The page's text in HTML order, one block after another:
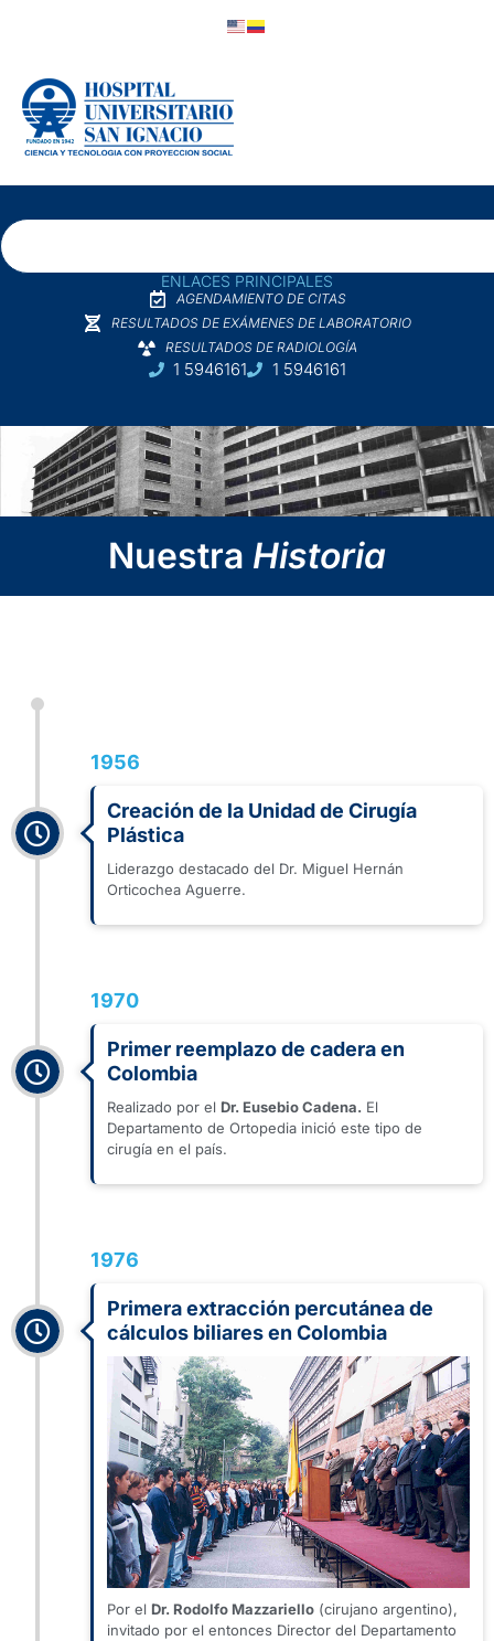
ENLACES PRINCIPALES
AGENDAMIENTO DE CITAS
RESULTADOS DE EXÁMENES DE LABORATORIO
RESULTADOS DE RADIOLOGÍA
1 5946161 1 5946161
Nuestra Historia
1956
Creación de la Unidad de Cirugía
Plástica
Liderazgo destacado del Dr. Miguel Hernán
Orticochea Aguerre.
1970
Primer reemplazo de cadera en
Colombia
Realizado por el Dr. Eusebio Cadena. El
Departamento de Ortopedia inició este tipo de
cirugía en el país.
1976
Primera extracción percutánea de
cálculos biliares en Colombia
Por el Dr. Rodolfo Mazzariello (cirujano argentino),
invitado por el entonces Director del Departamento